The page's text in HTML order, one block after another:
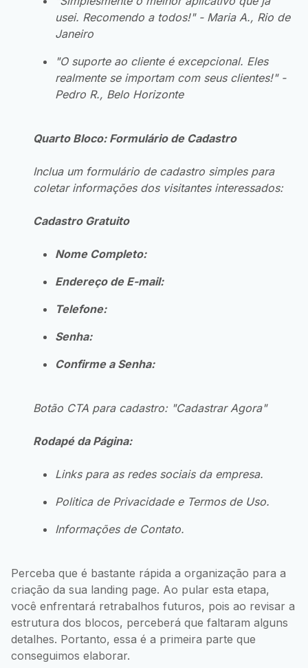
usei. Recomendo a todos!" - Maria A., Rio de
Janeiro
"O suporte ao cliente é excepcional. Eles
realmente se importam com seus clientes!" -
Pedro R., Belo Horizonte
Quarto Bloco: Formulário de Cadastro
Inclua um formulário de cadastro simples para
coletar informações dos visitantes interessados:
Cadastro Gratuito
Nome Completo:
Endereço de E-mail:
Telefone:
Senha:
Confirme a Senha:
Botão CTA para cadastro: "Cadastrar Agora"
Rodapé da Página:
Links para as redes sociais da empresa.
Politica de Privacidade e Termos de Uso.
Informações de Contato.
Perceba que é bastante rápida a organização para a
criação da sua landing page. Ao pular esta etapa,
você enfrentará retrabalhos futuros, pois ao revisar a
estrutura dos blocos, perceberá que faltaram alguns
detalhes. Portanto, essa é a primeira parte que
conseguimos elaborar.